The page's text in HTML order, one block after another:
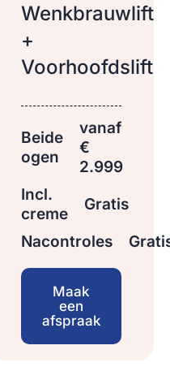
Wenkbrauwlift
+
Voorhoofdslift
Beide
ogen
vanaf
€
2.999
Incl.
creme
Gratis
Nacontroles
Maak
een
afspraak